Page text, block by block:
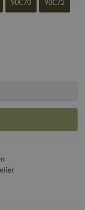
90C70 90C72